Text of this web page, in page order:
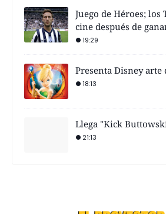
Juego de Héroes; los
cine después de
19:29
Presenta Disney
18:13
Llega "Kick
21:13